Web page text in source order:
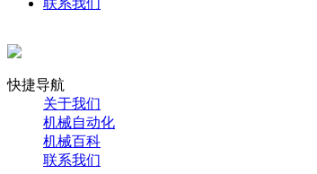
联系我们
快捷导航
关于我们
机械自动化
机械百科
联系我们